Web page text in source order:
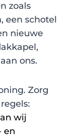
zoals
een schotel
nieuwe
ons.
Zorg
wij
en